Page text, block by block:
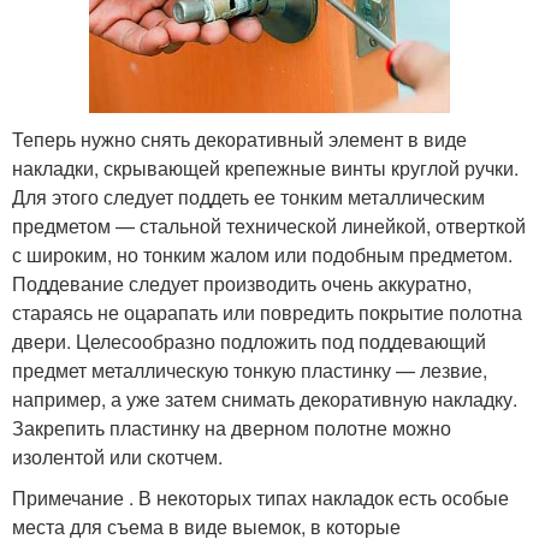
Теперь нужно снять декоративный элемент в виде
накладки, скрывающей крепежные винты круглой ручки.
Для этого следует поддеть ее тонким металлическим
предметом — стальной технической линейкой, отверткой
с широким, но тонким жалом или подобным предметом.
Поддевание следует производить очень аккуратно,
стараясь не оцарапать или повредить покрытие полотна
двери. Целесообразно подложить под поддевающий
предмет металлическую тонкую пластинку — лезвие,
например, а уже затем снимать декоративную накладку.
Закрепить пластинку на дверном полотне можно
изолентой или скотчем.
Примечание . В некоторых типах накладок есть особые
места для съема в виде выемок, в которые